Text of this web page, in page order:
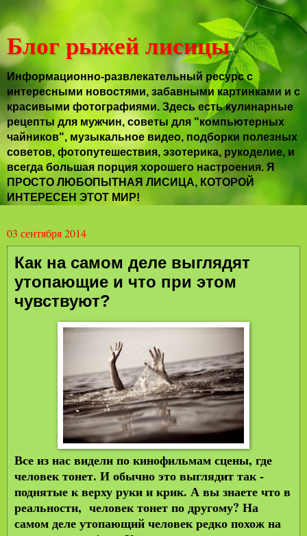
Блог рыжей лисицы
Информационно-развлекательный ресурс с
интересными новостями, забавными картинками и с
красивыми фотографиями. Здесь есть кулинарные
рецепты для мужчин, советы для "компьютерных
чайников", музыкальное видео, подборки полезных
советов, фотопутешествия, эзотерика, рукоделие, и
всегда большая порция хорошего настроения. Я
ПРОСТО ЛЮБОПЫТНАЯ ЛИСИЦА, КОТОРОЙ
ИНТЕРЕСЕН ЭТОТ МИР!
03 сентября 2014
Как на самом деле выглядят
утопающие и что при этом
чувствуют?
Все из нас видели по кинофильмам сцены, где
человек тонет. И обычно это выглядит так -
поднятые к верху руки и крик. А вы знаете что в
реальности, человек тонет по другому? На
самом деле утопающий человек редко похож на